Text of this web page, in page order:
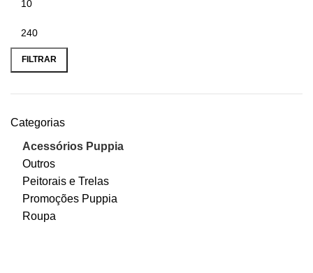
FILTRAR
Categorias
Acessórios Puppia
Outros
Peitorais e Trelas
Promoções Puppia
Roupa